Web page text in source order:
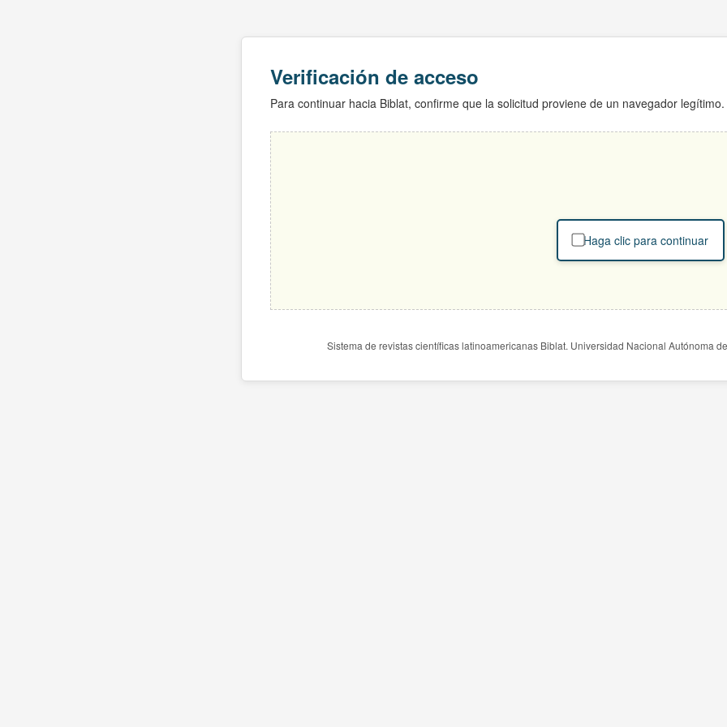
Verificación de acceso
Para continuar hacia Biblat, confirme que la solicitud proviene de un navegador legítimo.
Haga clic para continuar
Sistema de revistas científicas latinoamericanas Biblat. Universidad Nacional Autónoma